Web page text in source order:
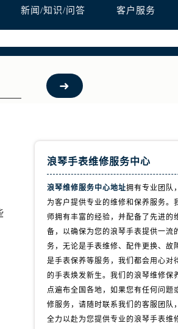
新闻/知识/问答 客户服务
浪琴手表维修服务中心
浪琴维修服务中心地址拥有专业团队
为客户提供专业的维修和保养服务。
师拥有丰富的经验，并配备了先进的
备，以确保为您的浪琴手表提供一流
务，无论是手表维修、配件更换、故
是手表保养等服务，我们都会用心对
的手表焕发新生。我们的浪琴维修保
点遍布全国各地，如果您有任何问题
修服务，请随时联系我们的客服团队
全力以赴为您提供专业的浪琴手表维